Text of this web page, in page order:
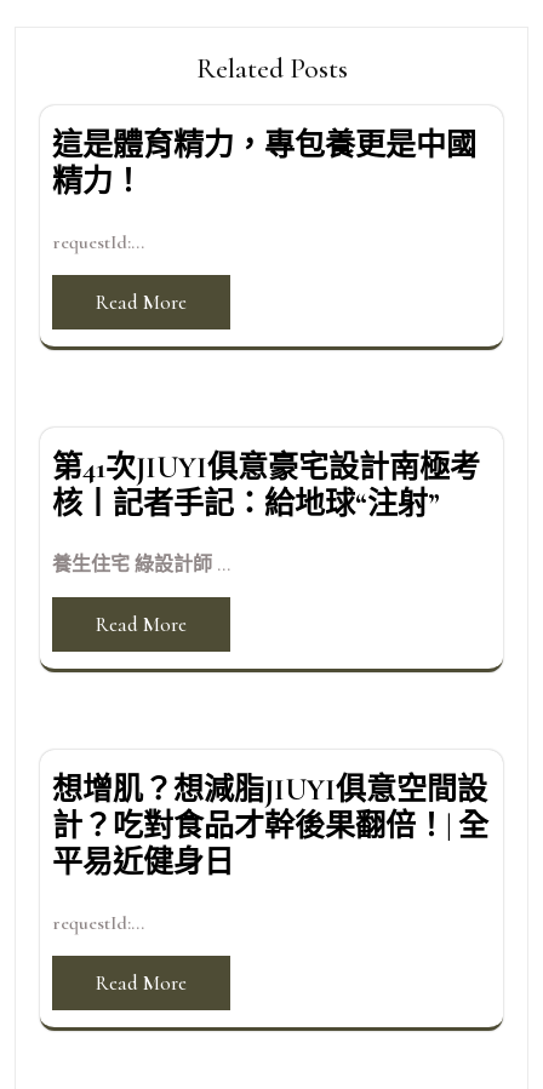
Related Posts
這是體育精力，專包養更是中國
精力！
requestId:...
Read More
第41次JIUYI俱意豪宅設計南極考
核丨記者手記：給地球“注射”
養生住宅 綠設計師 ...
Read More
想增肌？想減脂JIUYI俱意空間設
計？吃對食品才幹後果翻倍！| 全
平易近健身日
requestId:...
Read More